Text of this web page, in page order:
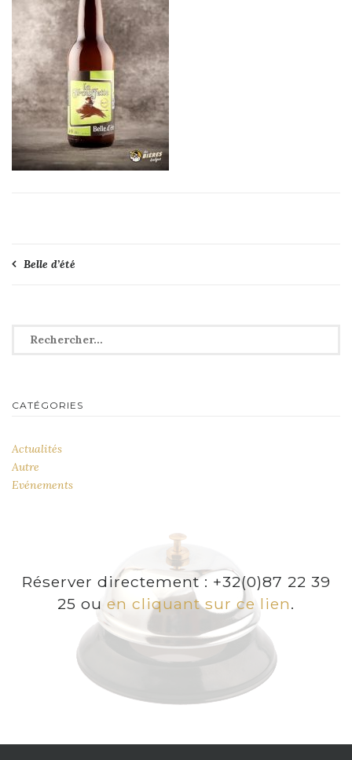
Navigation
Belle d’été
Rechercher :
CATÉGORIES
Actualités
Autre
Evénements
Réserver directement : +32(0)87 22 39
25 ou en cliquant sur ce lien.